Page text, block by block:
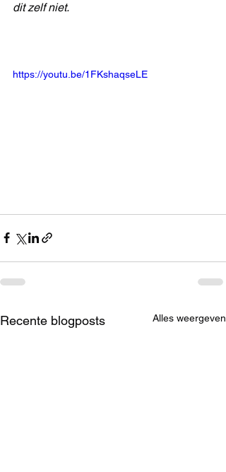
dit zelf niet.
https://youtu.be/1FKshaqseLE
Recente blogposts Alles weergeven